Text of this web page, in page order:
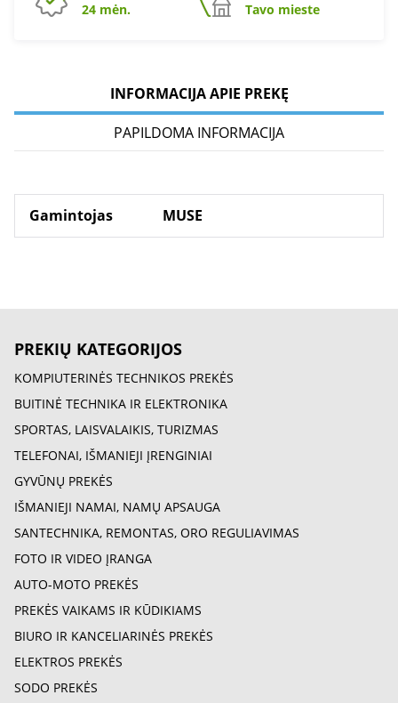
24 mėn.
Tavo mieste
INFORMACIJA APIE PREKĘ
PAPILDOMA INFORMACIJA
Gamintojas MUSE
PREKIŲ KATEGORIJOS
KOMPIUTERINĖS TECHNIKOS PREKĖS
BUITINĖ TECHNIKA IR ELEKTRONIKA
SPORTAS, LAISVALAIKIS, TURIZMAS
TELEFONAI, IŠMANIEJI ĮRENGINIAI
GYVŪNŲ PREKĖS
IŠMANIEJI NAMAI, NAMŲ APSAUGA
SANTECHNIKA, REMONTAS, ORO REGULIAVIMAS
FOTO IR VIDEO ĮRANGA
AUTO-MOTO PREKĖS
PREKĖS VAIKAMS IR KŪDIKIAMS
BIURO IR KANCELIARINĖS PREKĖS
ELEKTROS PREKĖS
SODO PREKĖS